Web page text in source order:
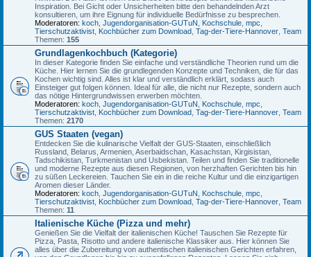
Inspiration. Bei Gicht oder Unsicherheiten bitte den behandelnden Arzt
konsultieren, um ihre Eignung für individuelle Bedürfnisse zu besprechen.
Moderatoren: koch Jugendorganisation-GUTuN Kochschule mpc
Tierschutzaktivist Kochbücher zum Download Tag-der-Tiere-Hannover Team
Themen: 155
Grundlagenkochbuch (Kategorie)
In dieser Kategorie finden Sie einfache und verständliche Theorien rund um die
Küche. Hier lernen Sie die grundlegenden Konzepte und Techniken, die für das
Kochen wichtig sind. Alles ist klar und verständlich erklärt, sodass auch
Einsteiger gut folgen können. Ideal für alle, die nicht nur Rezepte, sondern auch
das nötige Hintergrundwissen erwerben möchten.
Moderatoren: koch Jugendorganisation-GUTuN Kochschule mpc
Tierschutzaktivist Kochbücher zum Download Tag-der-Tiere-Hannover Team
Themen: 2170
GUS Staaten (vegan)
Entdecken Sie die kulinarische Vielfalt der GUS-Staaten, einschließlich
Russland, Belarus, Armenien, Aserbaidschan, Kasachstan, Kirgisistan,
Tadschikistan, Turkmenistan und Usbekistan. Teilen und finden Sie traditionelle
und moderne Rezepte aus diesen Regionen, von herzhaften Gerichten bis hin
zu süßen Leckereien. Tauchen Sie ein in die reiche Kultur und die einzigartigen
Aromen dieser Länder.
Moderatoren: koch Jugendorganisation-GUTuN Kochschule mpc
Tierschutzaktivist Kochbücher zum Download Tag-der-Tiere-Hannover Team
Themen: 11
Italienische Küche (Pizza und mehr)
Genießen Sie die Vielfalt der italienischen Küche! Tauschen Sie Rezepte für
Pizza, Pasta, Risotto und andere italienische Klassiker aus. Hier können Sie
alles über die Zubereitung von authentischen italienischen Gerichten erfahren,